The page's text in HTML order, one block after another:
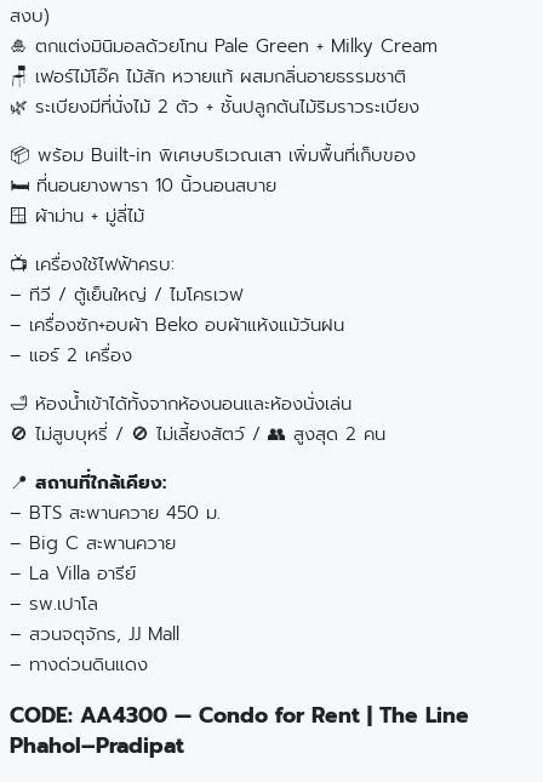
สงบ)
🎍 ตกแต่งมินิมอลด้วยโทน Pale Green + Milky Cream
🪑 เฟอร์ไม้โอ๊ค ไม้สัก หวายแท้ ผสมกลิ่นอายธรรมชาติ
🌿 ระเบียงมีที่นั่งไม้ 2 ตัว + ชั้นปลูกต้นไม้ริมราวระเบียง
📦 พร้อม Built-in พิเศษบริเวณเสา เพิ่มพื้นที่เก็บของ
🛏️ ที่นอนยางพารา 10 นิ้วนอนสบาย
🪟 ผ้าม่าน + มู่ลี่ไม้
📺 เครื่องใช้ไฟฟ้าครบ:
– ทีวี / ตู้เย็นใหญ่ / ไมโครเวฟ
– เครื่องซัก+อบผ้า Beko อบผ้าแห้งแม้วันฝน
– แอร์ 2 เครื่อง
🛁 ห้องน้ำเข้าได้ทั้งจากห้องนอนและห้องนั่งเล่น
🚫 ไม่สูบบุหรี่ / 🚫 ไม่เลี้ยงสัตว์ / 👥 สูงสุด 2 คน
📍 สถานที่ใกล้เคียง:
– BTS สะพานควาย 450 ม.
– Big C สะพานควาย
– La Villa อารีย์
– รพ.เปาโล
– สวนจตุจักร, JJ Mall
– ทางด่วนดินแดง
CODE: AA4300 — Condo for Rent | The Line
Phahol–Pradipat